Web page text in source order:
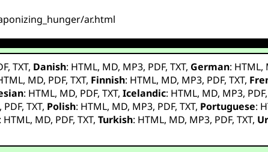
ar.html
,TXT, Danish: HTML, MD, MP3, PDF,TXT, German: HTML,
, MD, PDF,TXT, Finnish: HTML, MD, MP3, PDF,TXT,
: HTML, MD, PDF,TXT,Icelandic: HTML, MD, MP3, PDF
, PDF,TXT, Polish: HTML, MD, MP3, PDF,TXT, Portuguese:
: HTML, MD, PDF,TXT,Turkish: HTML, MD, MP3, PDF,TXT,